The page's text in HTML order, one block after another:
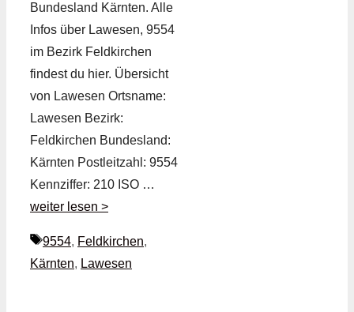
Bundesland Kärnten. Alle
Infos über Lawesen, 9554
im Bezirk Feldkirchen
findest du hier. Übersicht
von Lawesen Ortsname:
Lawesen Bezirk:
Feldkirchen Bundesland:
Kärnten Postleitzahl: 9554
Kennziffer: 210 ISO …
weiter lesen >
Schlagwörter
9554, Feldkirchen,
Kärnten, Lawesen